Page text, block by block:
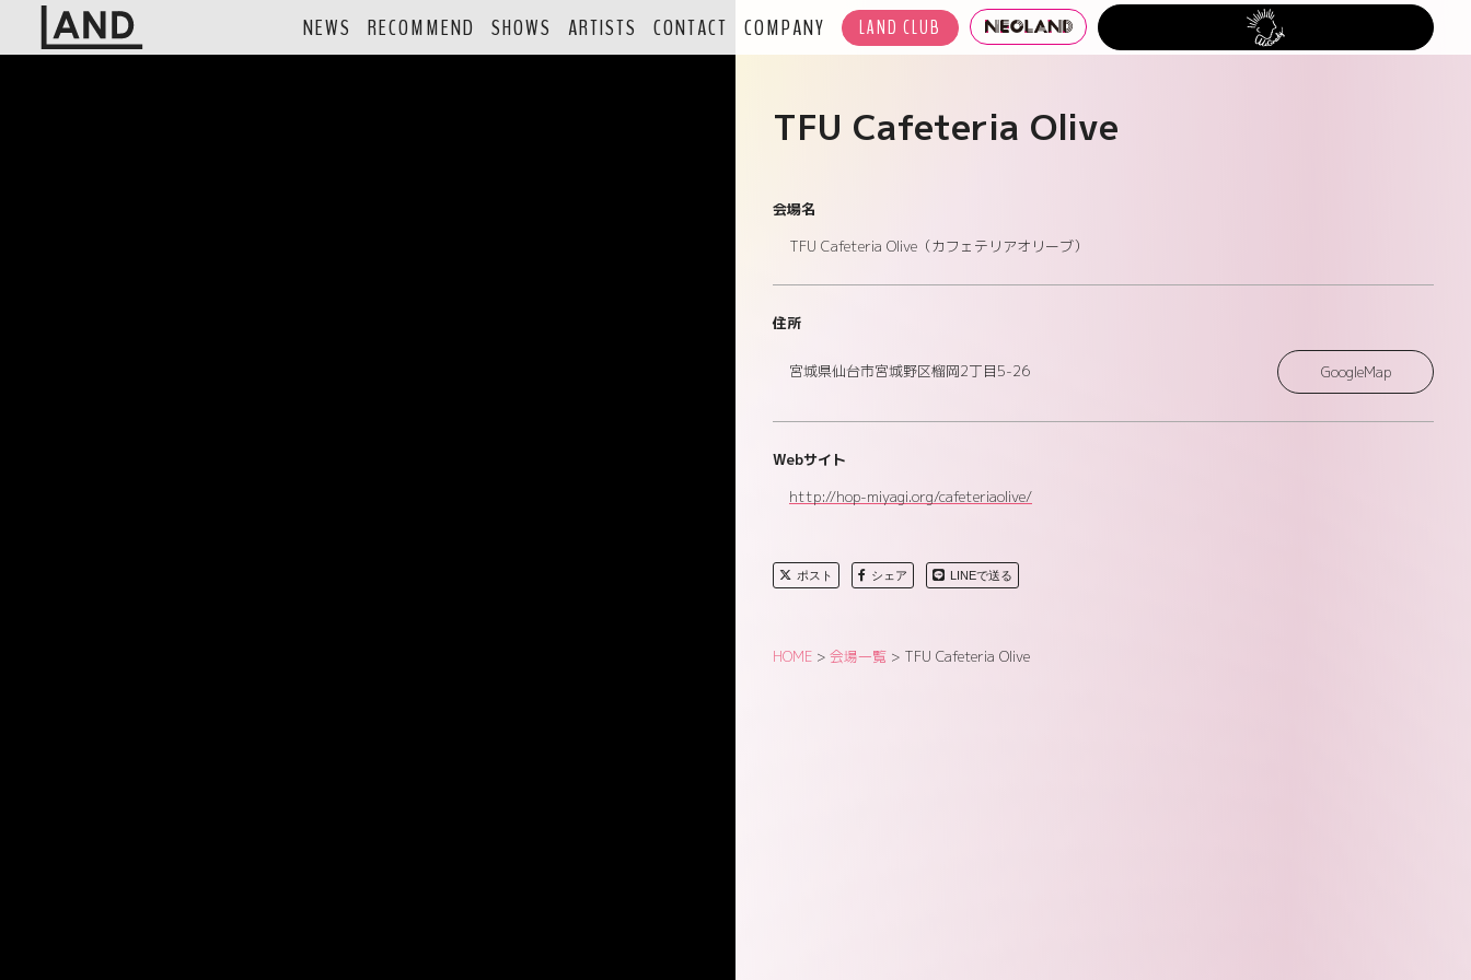
NEWS RECOMMEND SHOWS ARTISTS CONTACT COMPANY LAND CLUB
TFU Cafeteria Olive
会場名
TFU Cafeteria Olive（カフェテリアオリーブ）
住所
宮城県仙台市宮城野区榴岡2丁目5-26 GoogleMap
Webサイト
http://hop-miyagi.org/cafeteriaolive/
ポスト シェア LINEで送る
HOME> 会場一覧> TFU Cafeteria Olive